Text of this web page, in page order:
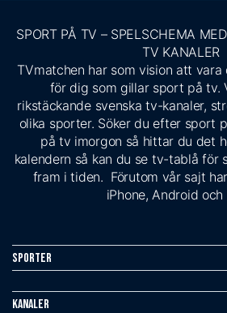
SPORT PÅ TV – SPELSCHEMA
TV KANALER
TVmatchen har som vision att
för dig som gillar sport på tv.
rikstäckande svenska tv-kanaler,
olika sporter. Söker du efter sport
på tv imorgon så hittar du det
kalendern så kan du se tv-tablå för
fram i tiden. Förutom vår sajt
iPhone, Android och
Sporter
Kanaler